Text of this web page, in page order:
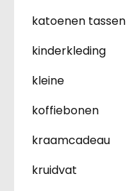
katoenen tassen
kinderkleding
kleine
koffiebonen
kraamcadeau
kruidvat